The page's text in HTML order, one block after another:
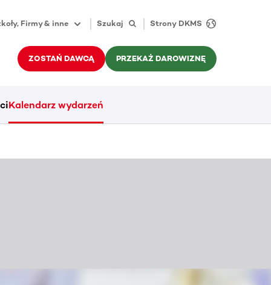
Firmy & inne Szukaj Strony DKMS
ZOSTAŃ DAWCĄ PRZEKAŻ DAROWIZNĘ
Kalendarz wydarzeń